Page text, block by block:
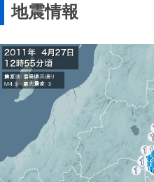
地震情報